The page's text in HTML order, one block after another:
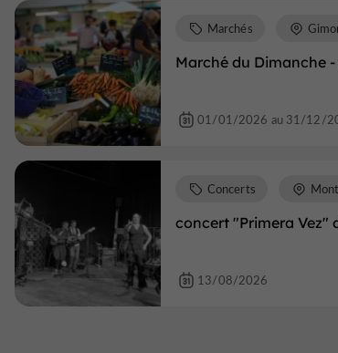
Marché du Dimanche
Marchés
01/01/2026 au 31/12/
concert "Primera Vez"
Concerts
13/08/2026